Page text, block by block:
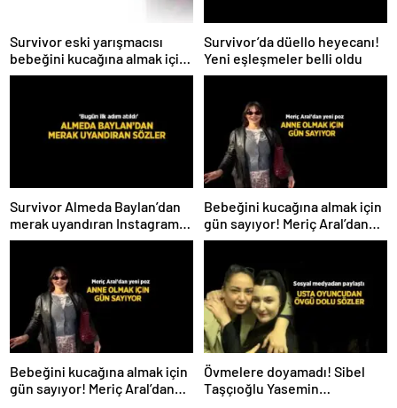
Survivor eski yarışmacısı
bebeğini kucağına almak için
gün sayıyor! İsmini ilk kez
Survivor’da düello heyecanı!
Yeni eşleşmeler belli oldu
Survivor Almeda Baylan’dan
merak uyandıran Instagram
paylaşımı! ‘Bugün ilk adım
Bebeğini kucağına almak için
gün sayıyor! Meriç Aral’dan
yeni poz
Bebeğini kucağına almak için
gün sayıyor! Meriç Aral’dan
Övmelere doyamadı! Sibel
Taşçıoğlu Yasemin